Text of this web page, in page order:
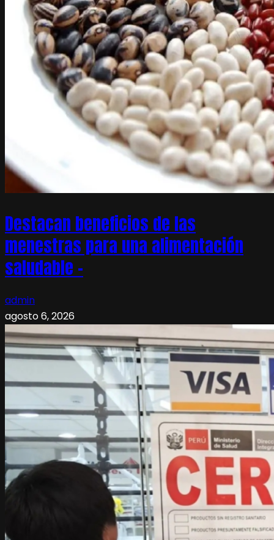
Destacan beneficios de las
menestras para una alimentación
saludable –
admin
agosto 6, 2026